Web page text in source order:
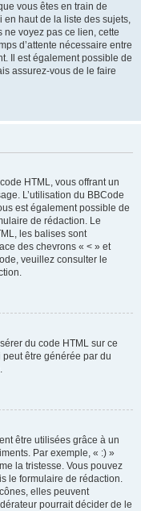
vous êtes en train de
haut de la liste des sujets,
voyez pas ce lien, cette
d’attente nécessaire entre
Il est également possible de
assurez-vous de le faire
HTML, vous offrant un
L’utilisation du BBCode
est également possible de
de rédaction. Le
les balises sont
des chevrons « < » et
veuillez consulter le
du code HTML sur ce
être générée par du
être utilisées grâce à un
Par exemple, « :) »
la tristesse. Vous pouvez
le formulaire de rédaction.
elles peuvent
pourrait décider de le